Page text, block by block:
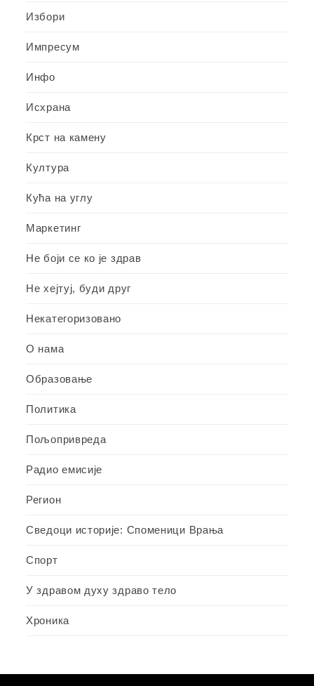
Избори
Импресум
Инфо
Исхрана
Крст на камену
Култура
Кућа на углу
Маркетинг
Не боји се ко је здрав
Не хејтуј, буди друг
Некатегоризовано
О нама
Образовање
Политика
Пољопривреда
Радио емисије
Регион
Сведоци историје: Споменици Врања
Спорт
У здравом духу здраво тело
Хроника